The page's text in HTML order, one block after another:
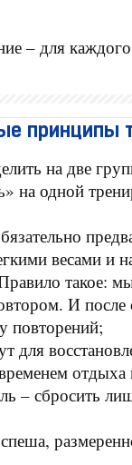
– для
принципы
на две
на одной
весами и
такое:
И после
повторений;
для
– сбросить